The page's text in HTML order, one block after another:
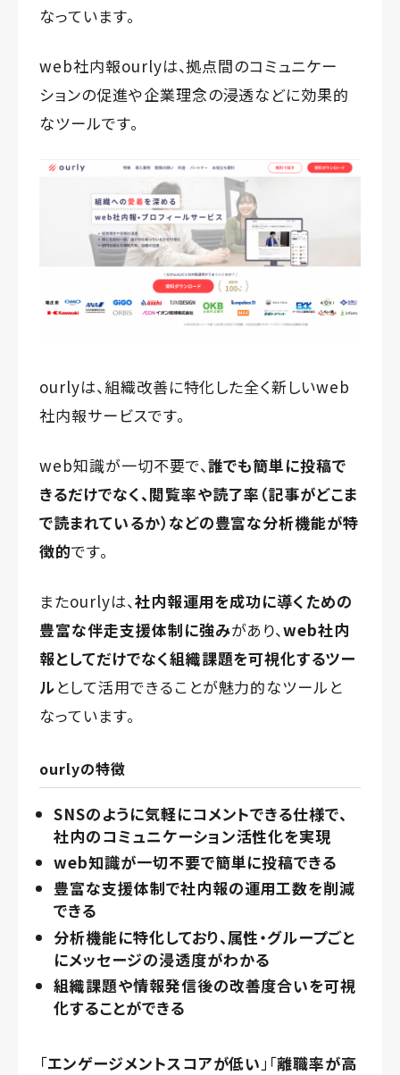
なっています。
web社内報ourlyは、拠点間のコミュニケー
ションの促進や企業理念の浸透などに効果的
なツールです。
ourlyは、組織改善に特化した全く新しいweb
社内報サービスです。
web知識が一切不要で、誰でも簡単に投稿で
きるだけでなく、閲覧率や読了率（記事がどこま
で読まれているか）などの豊富な分析機能が特
徴的です。
またourlyは、社内報運用を成功に導くための
豊富な伴走支援体制に強みがあり、web社内
報としてだけでなく組織課題を可視化するツー
ルとして活用できることが魅力的なツールと
なっています。
ourlyの特徴
SNSのように気軽にコメントできる仕様で、
社内のコミュニケーション活性化を実現
web知識が一切不要で簡単に投稿できる
豊富な支援体制で社内報の運用工数を削減
できる
分析機能に特化しており、属性・グループごと
にメッセージの浸透度がわかる
組織課題や情報発信後の改善度合いを可視
化することができる
「エンゲージメントスコアが低い 」「離職率が高